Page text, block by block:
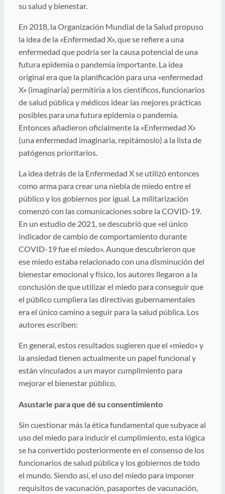
su salud y bienestar.
En 2018, la Organización Mundial de la Salud propuso
la idea de la «Enfermedad X», que se refiere a una
enfermedad que podría ser la causa potencial de una
futura epidemia o pandemia importante. La idea
original era que la planificación para una «enfermedad
X» (imaginaria) permitiría a los científicos, funcionarios
de salud pública y médicos idear las mejores prácticas
posibles para una futura epidemia o pandemia.
Entonces añadieron oficialmente la «Enfermedad X»
(una enfermedad imaginaria, repitámoslo) a la lista de
patógenos prioritarios.
La idea detrás de la Enfermedad X se utilizó entonces
como arma para crear una niebla de miedo entre el
público y los gobiernos por igual. La militarización
comenzó con las comunicaciones sobre la COVID-19.
En un estudio de 2021, se descubrió que «el único
indicador de cambio de comportamiento durante
COVID-19 fue el miedo». Aunque descubrieron que
ese miedo estaba relacionado con una disminución del
bienestar emocional y físico, los autores llegaron a la
conclusión de que utilizar el miedo para conseguir que
el público cumpliera las directivas gubernamentales
era el único camino a seguir para la salud pública. Los
autores escriben:
En general, estos resultados sugieren que el «miedo» y
la ansiedad tienen actualmente un papel funcional y
están vinculados a un mayor cumplimiento para
mejorar el bienestar público.
Asustarle para que dé su consentimiento
Sin cuestionar más la ética fundamental que subyace al
uso del miedo para inducir el cumplimiento, esta lógica
se ha convertido posteriormente en el consenso de los
funcionarios de salud pública y los gobiernos de todo
el mundo. Siendo así, el uso del miedo para imponer
requisitos de vacunación, pasaportes de vacunación,